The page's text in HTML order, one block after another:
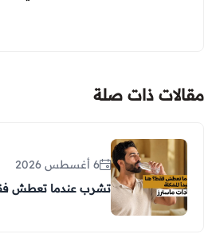
مقالات ذات صلة
6 أغسطس 2026
تشرب عندما تعطش